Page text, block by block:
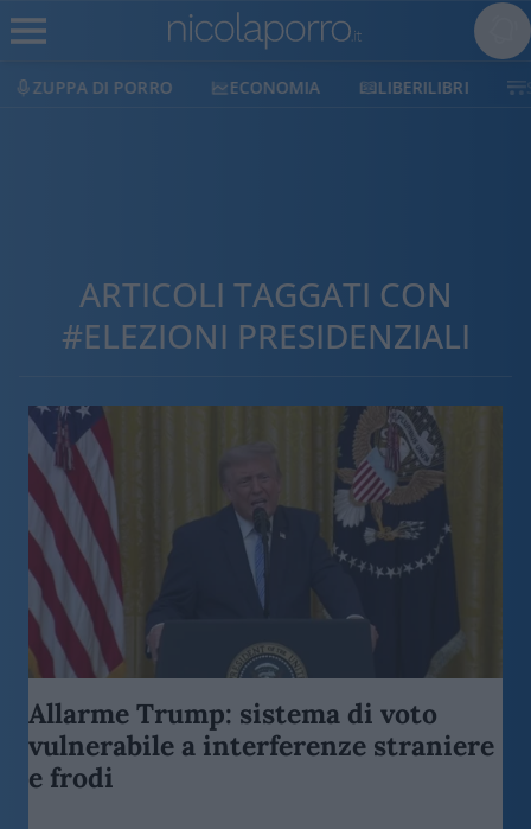
ECONOMIA LIBERILIBRI SHOP SOSTIENICI
ARTICOLI TAGGATI CON
#ELEZIONI PRESIDENZIALI
Allarme Trump: sistema di voto
vulnerabile a interferenze straniere
e frodi